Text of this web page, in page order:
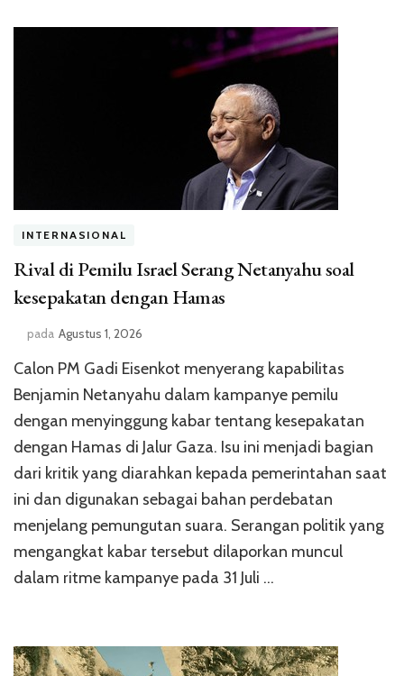
INTERNASIONAL
Rival di Pemilu Israel Serang Netanyahu soal
kesepakatan dengan Hamas
pada Agustus 1, 2026
Calon PM Gadi Eisenkot menyerang kapabilitas
Benjamin Netanyahu dalam kampanye pemilu
dengan menyinggung kabar tentang kesepakatan
dengan Hamas di Jalur Gaza. Isu ini menjadi bagian
dari kritik yang diarahkan kepada pemerintahan saat
ini dan digunakan sebagai bahan perdebatan
menjelang pemungutan suara. Serangan politik yang
mengangkat kabar tersebut dilaporkan muncul
dalam ritme kampanye pada 31 Juli …